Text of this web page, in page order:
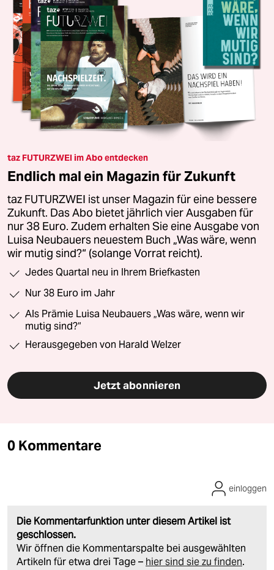
taz FUTURZWEI im Abo entdecken
Endlich mal ein Magazin für Zukunft
taz FUTURZWEI ist unser Magazin für eine bessere
Zukunft. Das Abo bietet jährlich vier Ausgaben für
nur 38 Euro. Zudem erhalten Sie eine Ausgabe von
Luisa Neubauers neuestem Buch „Was wäre, wenn
wir mutig sind?“ (solange Vorrat reicht).
Jedes Quartal neu in Ihrem Briefkasten
Nur 38 Euro im Jahr
Als Prämie Luisa Neubauers „Was wäre, wenn wir
mutig sind?“
Herausgegeben von Harald Welzer
Jetzt abonnieren
0 Kommentare
Die Kommentarfunktion unter diesem Artikel ist
geschlossen.
Wir öffnen die Kommentarspalte bei ausgewählten
Artikeln für etwa drei Tage – hier sind sie zu finden.
einloggen